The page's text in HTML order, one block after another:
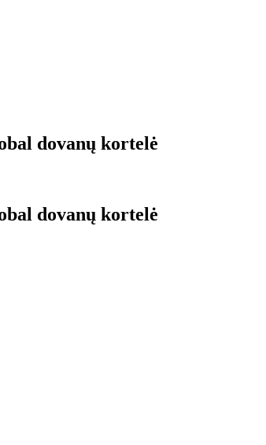
dovanų kortelė
dovanų kortelė